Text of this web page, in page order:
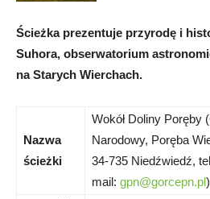
Ścieżka prezentuje przyrodę i
Suhora, obserwatorium
na Starych Wierchach.
Nazwa
ścieżki
Wokół Doliny Poręby
Narodowy, Poręba
34-735 Niedźwiedź,
mail: gpn@gorcepn.pl)